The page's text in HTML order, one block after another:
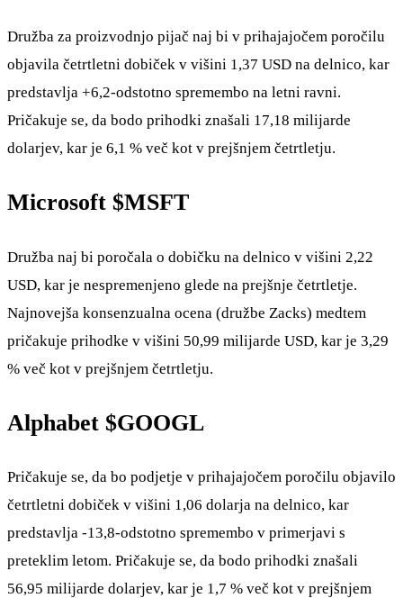
Družba za proizvodnjo pijač naj bi v prihajajočem poročilu
objavila četrtletni dobiček v višini 1,37 USD na delnico, kar
predstavlja +6,2-odstotno spremembo na letni ravni.
Pričakuje se, da bodo prihodki znašali 17,18 milijarde
dolarjev, kar je 6,1 % več kot v prejšnjem četrtletju.
Microsoft $MSFT
Družba naj bi poročala o dobičku na delnico v višini 2,22
USD, kar je nespremenjeno glede na prejšnje četrtletje.
Najnovejša konsenzualna ocena (družbe Zacks) medtem
pričakuje prihodke v višini 50,99 milijarde USD, kar je 3,29
% več kot v prejšnjem četrtletju.
Alphabet $GOOGL
Pričakuje se, da bo podjetje v prihajajočem poročilu objavilo
četrtletni dobiček v višini 1,06 dolarja na delnico, kar
predstavlja -13,8-odstotno spremembo v primerjavi s
preteklim letom. Pričakuje se, da bodo prihodki znašali
56,95 milijarde dolarjev, kar je 1,7 % več kot v prejšnjem